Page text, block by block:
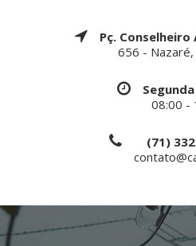
Pç.
656 -
08:00 -
(71)